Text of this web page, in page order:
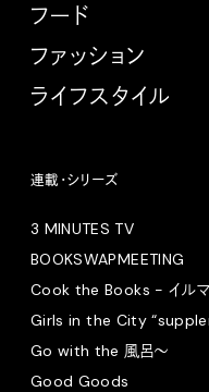
フード
ファッション
ライフスタイル
連載・シリーズ
3 MINUTES TV
BOOKSWAPMEETING
Cook the Books - イルマ
Girls in the City
Go with the 風呂〜
Good Goods